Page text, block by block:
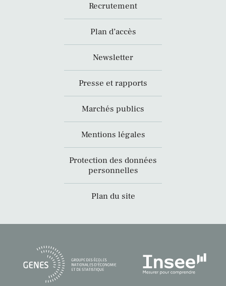
Recrutement
Plan d’accès
Newsletter
Presse et rapports
Marchés publics
Mentions légales
Protection des données
personnelles
Plan du site